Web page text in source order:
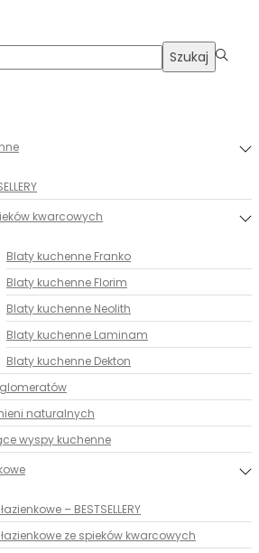
Szukaj
kwarcowych
Blaty kuchenne Franko
Blaty kuchenne Florim
Blaty kuchenne Neolith
Blaty kuchenne Laminam
Blaty kuchenne Dekton
naturalnych
wyspy kuchenne
– BESTSELLERY
ze spieków kwarcowych